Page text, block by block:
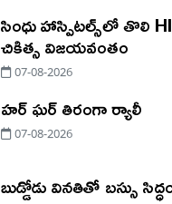
సింధు హాస్పిటల్స్‌లో తొలి
చికిత్స విజయవంతం
07-08-2026
హర్ ఘర్ తిరంగా ర్యాలీ
07-08-2026
బుడ్డోడు వినతితో బస్సు